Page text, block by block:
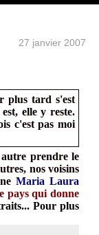
27 janvier 2007
plus tard s'est
elle y reste.
c'est pas moi
prendre le
nos voisins
Maria Laura
pays qui donne
Pour plus